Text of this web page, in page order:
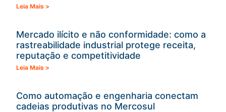
Leia Mais >
Mercado ilícito e não conformidade: como a
rastreabilidade industrial protege receita,
reputação e competitividade
Leia Mais >
Como automação e engenharia conectam
cadeias produtivas no Mercosul